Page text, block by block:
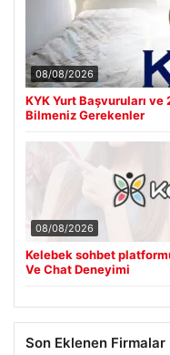
08/08/2026
KYK Yurt Başvuruları
Bilmeniz Gerekenler
08/08/2026
Kelebek sohbet
Ve Chat Deneyimi
Son Eklenen Firmalar